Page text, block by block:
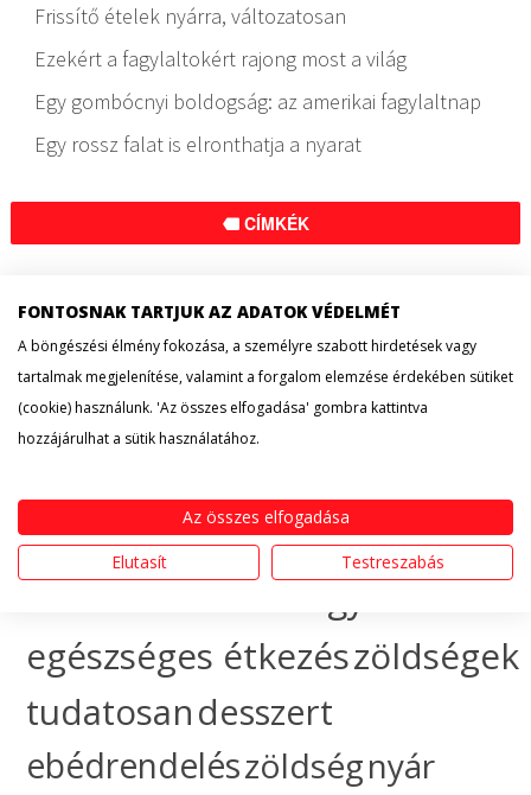
Frissítő ételek nyárra, változatosan
Ezekért a fagylaltokért rajong most a világ
Egy gombócnyi boldogság: az amerikai fagylaltnap
Egy rossz falat is elronthatja a nyarat
CÍMKÉK
receptcityfood
érdekességhogyan
készítsemegészséges
gyümölcsünnepebéd
egészséges étkezészöldségek
tudatosandesszert
ebédrendelészöldségnyár
FONTOSNAK TARTJUK AZ ADATOK VÉDELMÉT
A böngészési élmény fokozása, a személyre szabott hirdetések vagy
tartalmak megjelenítése, valamint a forgalom elemzése érdekében sütiket
(cookie) használunk. 'Az összes elfogadása' gombra kattintva
hozzájárulhat a sütik használatához.
Az összes elfogadása
Elutasít
Testreszabás